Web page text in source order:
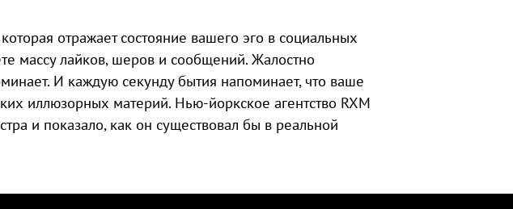
отражает состояние вашего эго в социальных
массу лайков, шеров и сообщений. Жалостно
И каждую секунду бытия напоминает, что ваше
иллюзорных материй. Нью-йоркское агентство RXM
и показало, как он существовал бы в реальной